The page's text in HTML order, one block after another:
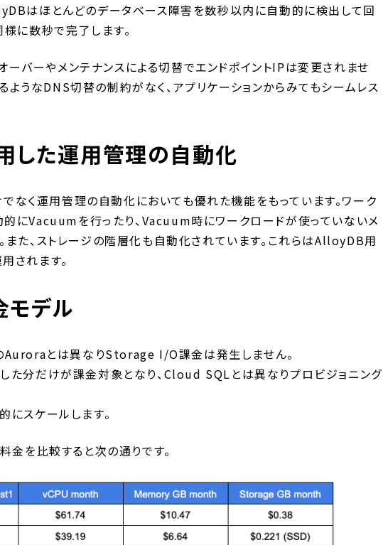
はほとんどのデータベース障害を数秒以内に自動的に検出して回
に数秒で完了します。
ーバーやメンテナンスによる切替でエンドポイントIPは変更されませ
ようなDNS切替の制約がなく、アプリケーションからみてもシームレス
した運用管理の自動化
なく運用管理の自動化においても優れた機能をもっています。ワーク
にVacuumを行ったり、Vacuum時にワークロードが使っていないメ
また、ストレージの階層化も自動化されています。これらはAlloyDB用
されます。
モデル
とは異なりStorage I/O課金は発生しません。
た分だけが課金対象となり、Cloud SQLとは異なりプロビジョニング
にスケールします。
を比較すると次の通りです。